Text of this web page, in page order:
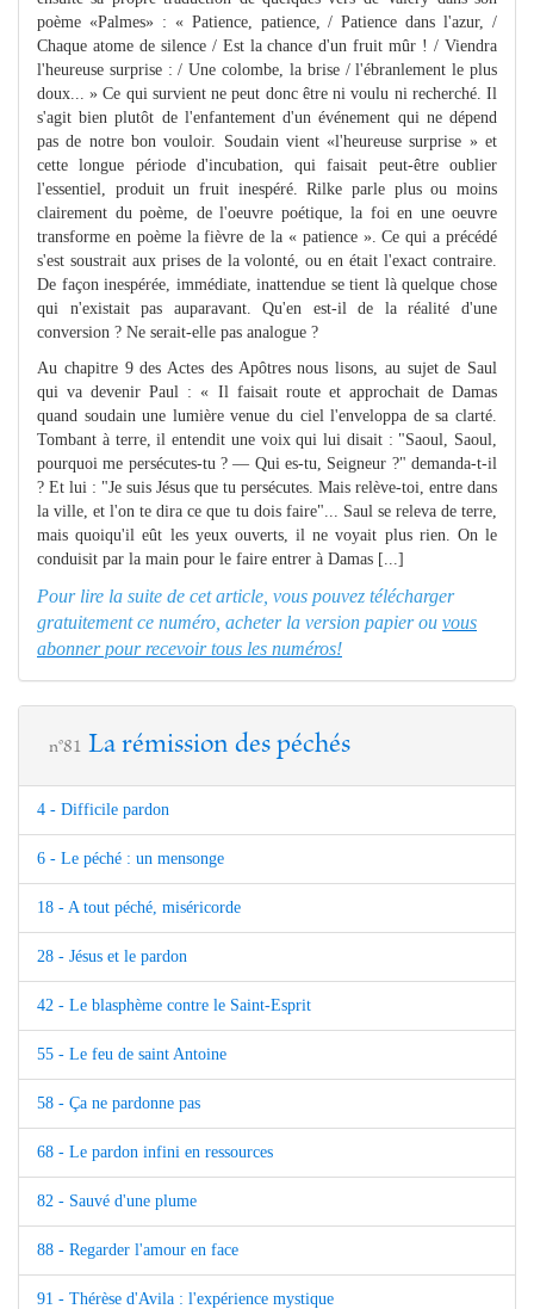
poème «Palmes» : « Patience, patience, / Patience dans l'azur, /
Chaque atome de silence / Est la chance d'un fruit mûr ! / Viendra
l'heureuse surprise : / Une colombe, la brise / l'ébranlement le plus
doux... » Ce qui survient ne peut donc être ni voulu ni recherché. Il
s'agit bien plutôt de l'enfantement d'un événement qui ne dépend
pas de notre bon vouloir. Soudain vient «l'heureuse surprise » et
cette longue période d'incubation, qui faisait peut-être oublier
l'essentiel, produit un fruit inespéré. Rilke parle plus ou moins
clairement du poème, de l'oeuvre poétique, la foi en une oeuvre
transforme en poème la fièvre de la « patience ». Ce qui a précédé
s'est soustrait aux prises de la volonté, ou en était l'exact contraire.
De façon inespérée, immédiate, inattendue se tient là quelque chose
qui n'existait pas auparavant. Qu'en est-il de la réalité d'une
conversion ? Ne serait-elle pas analogue ?
Au chapitre 9 des Actes des Apôtres nous lisons, au sujet de Saul
qui va devenir Paul : « Il faisait route et approchait de Damas
quand soudain une lumière venue du ciel l'enveloppa de sa clarté.
Tombant à terre, il entendit une voix qui lui disait : "Saoul, Saoul,
pourquoi me persécutes-tu ? — Qui es-tu, Seigneur ?" demanda-t-il
? Et lui : "Je suis Jésus que tu persécutes. Mais relève-toi, entre dans
la ville, et l'on te dira ce que tu dois faire"... Saul se releva de terre,
mais quoiqu'il eût les yeux ouverts, il ne voyait plus rien. On le
conduisit par la main pour le faire entrer à Damas [...]
Pour lire la suite de cet article, vous pouvez télécharger
gratuitement ce numéro, acheter la version papier ou vous
abonner pour recevoir tous les numéros!
n°81 La rémission des péchés
4 - Difficile pardon
6 - Le péché : un mensonge
18 - A tout péché, miséricorde
28 - Jésus et le pardon
42 - Le blasphème contre le Saint-Esprit
55 - Le feu de saint Antoine
58 - Ça ne pardonne pas
68 - Le pardon infini en ressources
82 - Sauvé d'une plume
88 - Regarder l'amour en face
91 - Thérèse d'Avila : l'expérience mystique